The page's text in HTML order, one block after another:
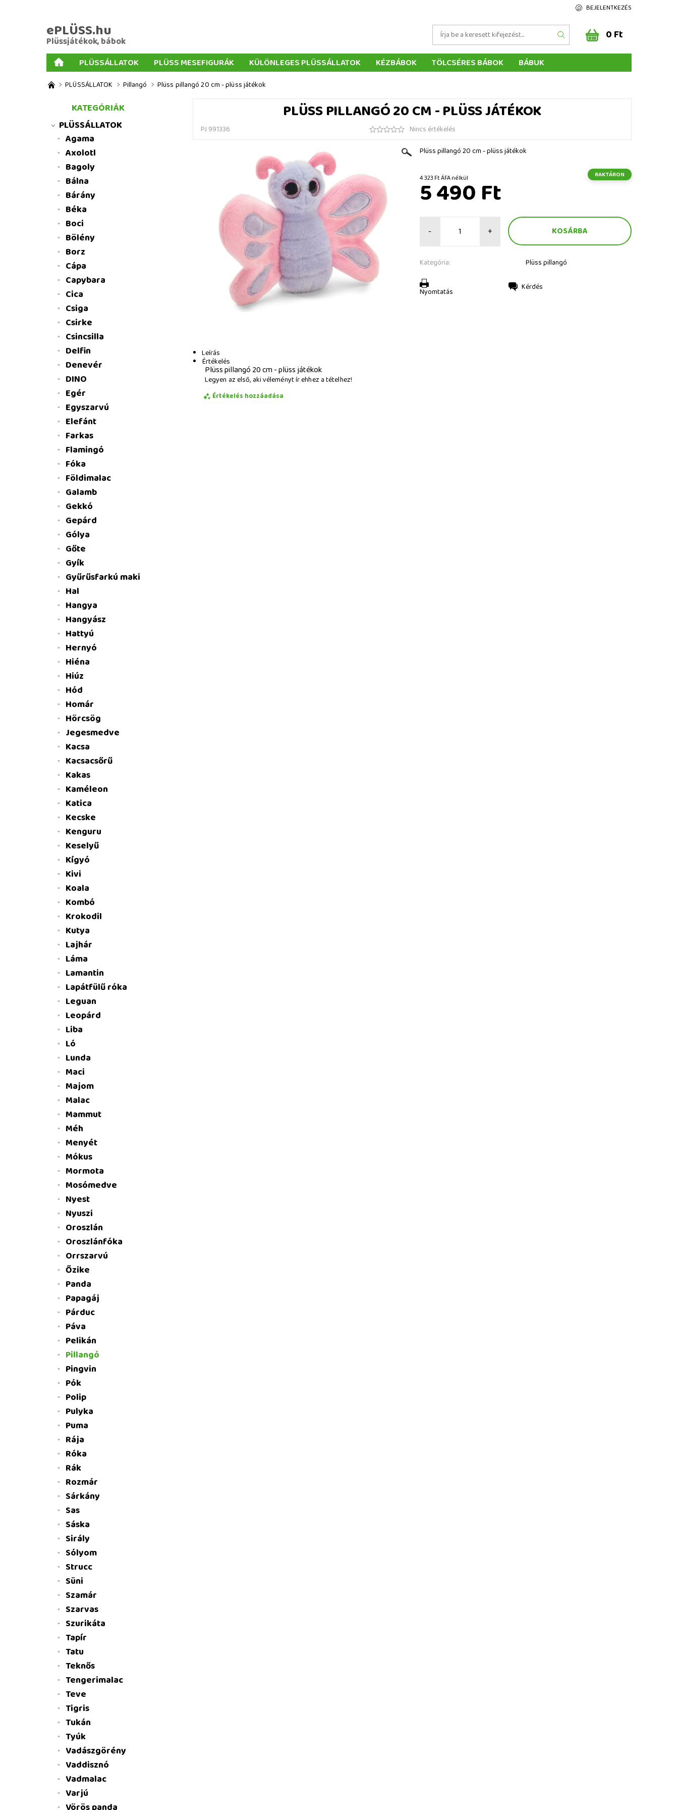
BEJELENTKEZÉS
ePLÜSS.hu
Plüssjátékok, bábok 0 Ft
PLÜSSÁLLATOK PLÜSS MESEFIGURÁK KÜLÖNLEGES PLÜSSÁLLATOK KÉZBÁBOK TÖLCSÉRES BÁBOK
BÁBUK
AJÁNDÉKOK PLÜSSÖKHÖZ
MENNYISÉGI KEDVEZMÉNYEK
ÜZLETI FELTÉTELEK
PLÜSSÁLLATOK Pillangó Plüss pillangó 20 cm - plüss játékok
PLÜSS PILLANGÓ 20 CM - PLÜSS JÁTÉKOK
PJ 991336
Nincs értékelés
Plüss pillangó 20 cm - plüss játékok
4 323 Ft ÁFA nélkül RAKTÁRON
5 490 Ft
- +
Kategória: Plüss pillangó
Nyomtatás Kérdés
Leírás
Értékelés
Plüss pillangó 20 cm - plüss játékok
Legyen az első, aki véleményt ír ehhez a tételhez!
Értékelés hozzáadása
KATEGÓRIÁK
PLÜSSÁLLATOK
Agama
Axolotl
Bagoly
Bálna
Bárány
Béka
Boci
Bölény
Borz
Cápa
Capybara
Cica
Csiga
Csirke
Csincsilla
Delfin
Denevér
DINO
Egér
Egyszarvú
Elefánt
Farkas
Flamingó
Fóka
Földimalac
Galamb
Gekkó
Gepárd
Gólya
Gőte
Gyík
Gyűrűsfarkú maki
Hal
Hangya
Hangyász
Hattyú
Hernyó
Hiéna
Hiúz
Hód
Homár
Hörcsög
Jegesmedve
Kacsa
Kacsacsőrű
Kakas
Kaméleon
Katica
Kecske
Kenguru
Keselyű
Kígyó
Kivi
Koala
Kombó
Krokodil
Kutya
Lajhár
Láma
Lamantin
Lapátfülű róka
Leguan
Leopárd
Liba
Ló
Lunda
Maci
Majom
Malac
Mammut
Méh
Menyét
Mókus
Mormota
Mosómedve
Nyest
Nyuszi
Oroszlán
Oroszlánfóka
Orrszarvú
Őzike
Panda
Papagáj
Párduc
Páva
Pelikán
Pillangó
Pingvin
Pók
Polip
Pulyka
Puma
Rája
Róka
Rák
Rozmár
Sárkány
Sas
Sáska
Sirály
Sólyom
Strucc
Süni
Szamár
Szarvas
Szurikáta
Tapír
Tatu
Teknős
Tengerimalac
Teve
Tigris
Tukán
Tyúk
Vadászgörény
Vaddisznó
Vadmalac
Varjú